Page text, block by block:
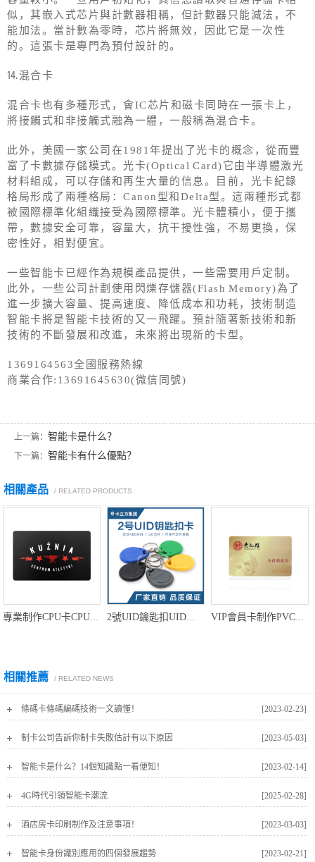
似，其嵌入式芯片與計數器相稱，但計數器只能減法，不
能加法。當計數為零時，芯片將無效，因此它是一次性
的。這張卡是專門為預付設計的。
⒕混合卡
混合卡也有多種形式，會IC芯片和磁卡同時在一張卡上，
將接觸式和非接觸式融為一體，一般稱為混合卡。
此外，美國一家公司在1981年提出了光卡的概念，從而豐
富了卡數據存儲模式。光卡(Optical Card)它由半導體激光
材料組成，可以存儲和再生大量的信息。目前，光卡紀錄
格局形成了兩種格局：Canon型和Delta型。這兩種形式都
被國際標準化組織接受為國際標準。光卡體積小，便于攜
帶，數據安全可靠，容量大，抗干擾性強，不易更換，保
密性好，相對便宜。
一些智能卡已經作為規模產品提供，一些需要用戶定制。
此外，一些公司計劃使用閃爍存儲器(Flash Memory)為了
進一步擴大容量、提高速度、降低成本和功耗，技術制造
智能卡將是智能卡技術的又一飛躍。預計隨著新技術和新
技術的不斷發展和改進，未來將出現新的卡型。
1369164563全國服務熱線
商業合作:13691645630(微信同號)
上一篇： 智能卡是什么？
下一篇： 智能卡有什么優點？
相關產品 / RELATED PRODUCTS
專業制作CPU卡CPU卡批發工廠深圳CPU卡智能卡廠家 2號UID鑰匙扣UID復制鑰匙扣卡UID卡定做廠家 VIP會員卡制作PVC會員卡定做廠家
相關推薦 / RELATED NEWS
條碼卡條碼編碼技術一文讀懂！ [2023-02-23]
制卡公司告訴你制卡失敗估計有以下原因 [2023-05-03]
智能卡是什么？14個知識點一看便知！ [2023-02-14]
4G時代引領智能卡潮流 [2025-02-28]
酒店房卡印刷制作及注意事項！ [2023-03-03]
智能卡身份識別應用的四個發展趨勢 [2023-02-21]